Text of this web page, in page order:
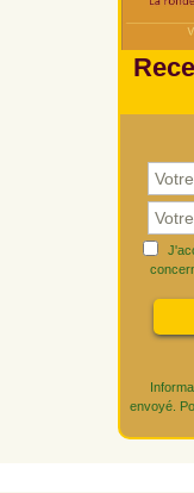
envoyé.